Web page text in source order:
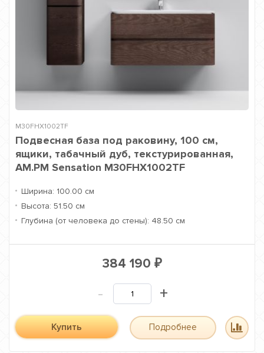
M30FHX1002TF
Подвесная база под раковину, 100 см,
ящики, табачный дуб, текстурированная,
AM.PM Sensation M30FHX1002TF
Ширина: 100.00 см
Высота: 51.50 см
Глубина (от человека до стены): 48.50 см
384 190 ₽
- +
Купить Подробнее